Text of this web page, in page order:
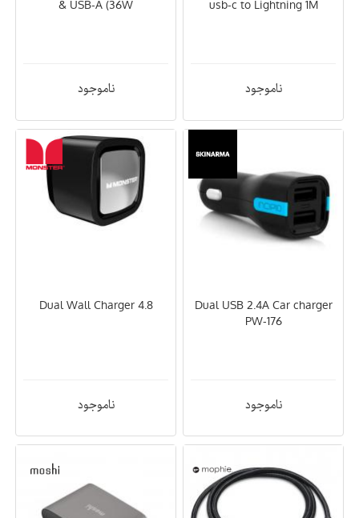
usb-c to Lightning 1M
ناموجود
& USB-A (36W
ناموجود
Dual USB 2.4A Car charger
PW-176
ناموجود
Dual Wall Charger 4.8
ناموجود